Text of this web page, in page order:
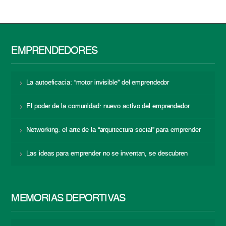
EMPRENDEDORES
La autoeficacia: “motor invisible” del emprendedor
El poder de la comunidad: nuevo activo del emprendedor
Networking: el arte de la “arquitectura social” para emprender
Las ideas para emprender no se inventan, se descubren
MEMORIAS DEPORTIVAS